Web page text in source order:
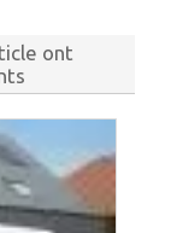
ont